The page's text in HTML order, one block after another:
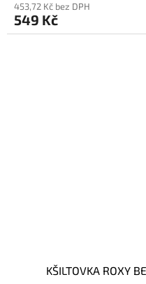
453,72 Kč bez DPH
549 Kč
KŠILTOVKA ROXY